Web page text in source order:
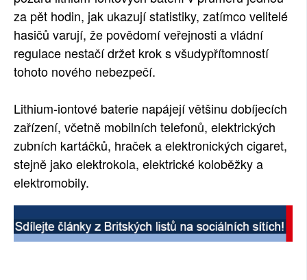
za pět hodin, jak ukazují statistiky, zatímco velitelé
hasičů varují, že povědomí veřejnosti a vládní
regulace nestačí držet krok s všudypřítomností
tohoto nového nebezpečí.
Lithium-iontové baterie napájejí většinu dobíjecích
zařízení, včetně mobilních telefonů, elektrických
zubních kartáčků, hraček a elektronických cigaret,
stejně jako elektrokola, elektrické koloběžky a
elektromobily.